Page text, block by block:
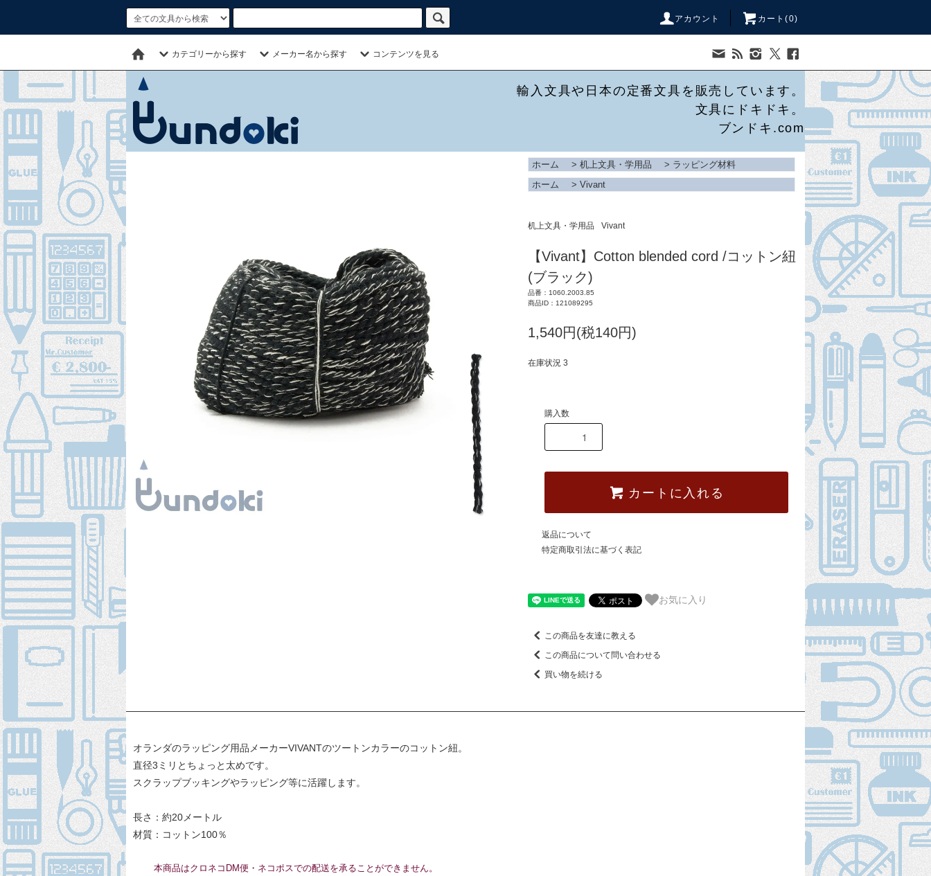
アカウント カート(0)
カテゴリーから探す メーカー名から探す コンテンツを見る
輸入文具や日本の定番文具を販売しています。
文具にドキドキ。
ブンドキ.com
ホーム > 机上文具・学用品 > ラッピング材料
ホーム
> Vivant
机上文具・学用品 Vivant
【Vivant】Cotton blended cord /コットン紐
(ブラック)
品番：1060.2003.85
商品ID：121089295
1,540円(税140円)
在庫状況 3
購入数
カートに入れる
返品について
特定商取引法に基づく表記
お気に入り
この商品を友達に教える
この商品について問い合わせる
買い物を続ける
オランダのラッピング用品メーカーVIVANTのツートンカラーのコットン紐。
直径3ミリとちょっと太めです。
スクラップブッキングやラッピング等に活躍します。
長さ：約20メートル
材質：コットン100％
本商品はクロネコDM便・ネコポスでの配送を承ることができません。